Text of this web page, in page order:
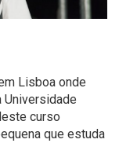
Lisboa onde
Universidade
curso
que estuda